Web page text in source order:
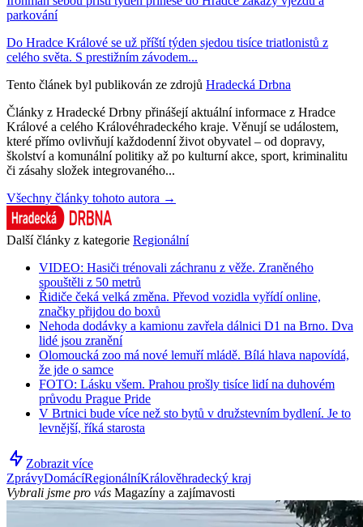
parkování
Do Hradce Králové se už příští týden sjedou tisíce triatlonistů z
celého světa. S prestižním závodem...
Tento článek byl publikován ze zdrojů Hradecká Drbna
Články z Hradecké Drbny přinášejí aktuální informace z Hradce
Králové a celého Královéhradeckého kraje. Věnují se událostem,
které přímo ovlivňují každodenní život obyvatel – od dopravy,
školství a komunální politiky až po kulturní akce, sport, kriminalitu
či zásahy složek integrovaného...
Všechny články tohoto autora →
Další články z kategorie Regionální
VIDEO: Hasiči trénovali záchranu z věže. Zraněného
spouštěli z 50 metrů
Řidiče čeká velká změna. Převod vozidla vyřídí online,
značky přijdou do boxů
Nehoda dodávky a kamionu zavřela dálnici D1 na Brno. Dva
lidé jsou zranění
Olomoucká zoo má nové lemuří mládě. Bílá hlava napovídá,
že jde o samce
FOTO: Lásku všem. Prahou prošly tisíce lidí na duhovém
průvodu Prague Pride
V Brtnici bude více než sto bytů v družstevním bydlení. Je to
levnější, říká starosta
Zobrazit více
ZprávyDomácíRegionálníKrálověhradecký kraj
Vybrali jsme pro vás Magazíny a zajímavosti